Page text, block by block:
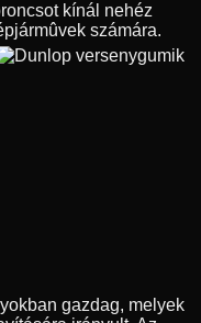
kínál nehéz
számára.
gazdag, melyek